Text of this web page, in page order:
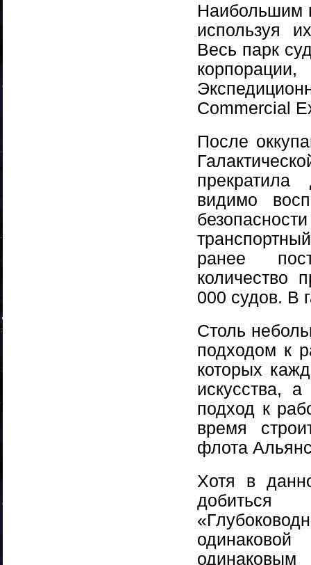
Наибольшим
используя
Весь парк
Commercial
После
прекратила
видимо
ранее
количество
000 судов. В
Столь
подходом к
которых
искусства,
подход к
время
флота
Хотя в
добиться